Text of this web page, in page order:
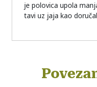
je polovica upola
tavi uz jaja kao